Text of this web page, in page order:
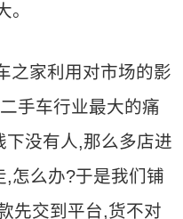
之家利用对市场的影
手车行业最大的痛
下没有人,那么多店进
,怎么办?于是我们铺
先交到平台,货不对